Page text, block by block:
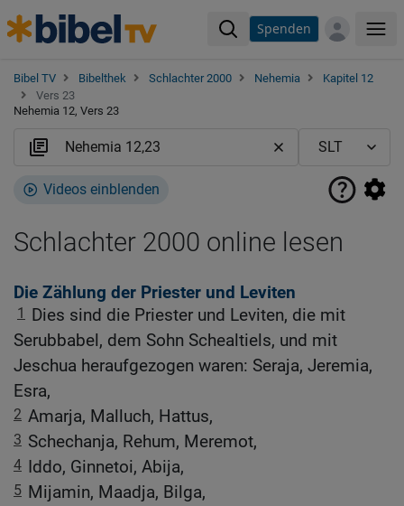
Spenden
Bibel TV Bibelthek Schlachter 2000 Nehemia
Kapitel 12
Vers 23
Nehemia 12, Vers 23
Videos einblenden
Schlachter 2000 online lesen
Die Zählung der Priester und Leviten
1
Dies sind die Priester und Leviten, die mit
Serubbabel, dem Sohn Schealtiels, und mit
Jeschua heraufgezogen waren: Seraja, Jeremia,
Esra,
2 Amarja, Malluch, Hattus,
3 Schechanja, Rehum, Meremot,
4 Iddo, Ginnetoi, Abija,
5 Mijamin, Maadja, Bilga,